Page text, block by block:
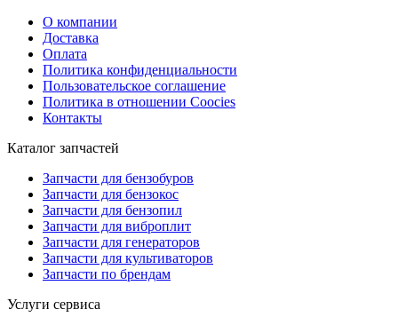
О компании
Доставка
Оплата
Политика конфиденциальности
Пользовательское соглашение
Политика в отношении Coocies
Контакты
Каталог запчастей
Запчасти для бензобуров
Запчасти для бензокос
Запчасти для бензопил
Запчасти для виброплит
Запчасти для генераторов
Запчасти для культиваторов
Запчасти по брендам
Услуги сервиса